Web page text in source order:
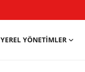
YEREL YÖNETIMLER